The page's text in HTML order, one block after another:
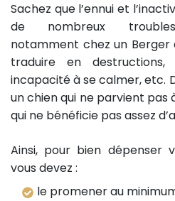
Sachez que l’ennui et
de nombreux troubles
notamment chez un Berger
traduire en destructions,
incapacité à se calmer, etc.
un chien qui ne parvient pas
qui ne bénéficie pas assez
Ainsi, pour bien dépenser
vous devez :
le promener au